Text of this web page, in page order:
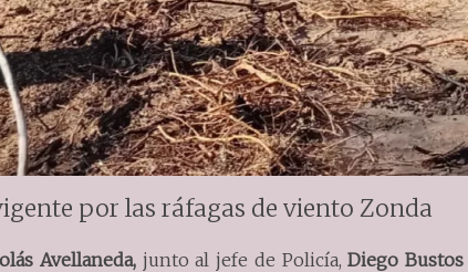
por las ráfagas de viento Zonda
Avellaneda,junto al jefe de Policía,Diego Bustos